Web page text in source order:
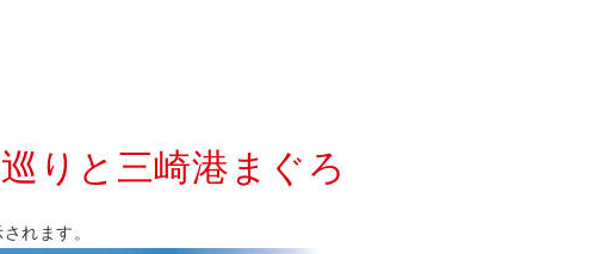
りと三崎港まぐろ
れます。